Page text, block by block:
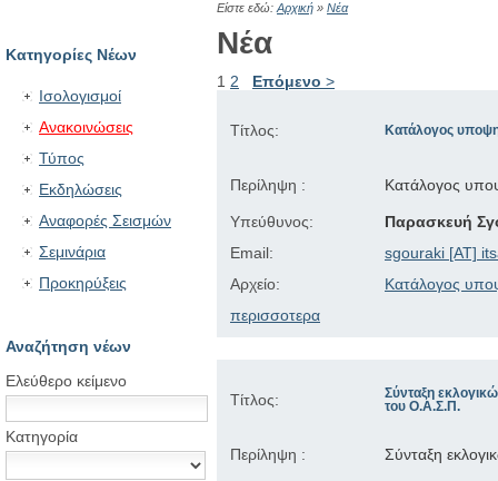
Κατηγορίες Νέων
Ισολογισμοί
Ανακοινώσεις
Τύπος
Εκδηλώσεις
Αναφορές Σεισμών
Σεμινάρια
Προκηρύξεις
Αναζήτηση νέων
Ελεύθερο κείμενο
Κατηγορία
Είστε εδώ: Αρχική » Νέα
Νέα
1 2 Επόμενο >
Τίτλος: Κατάλογος
Περίληψη : Κατάλογος
Υπεύθυνος:
Παρασκευή
Email:
sgouraki [AT]
Αρχείο:
Κατάλογος
περισσοτερα
Τίτλος:
Σύνταξη
του Ο.Α.Σ.Π.
Περίληψη : Σύνταξη